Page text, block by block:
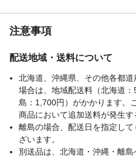
重量
6g
注意事項
配送地域・送料について
北海道、沖縄県、その他各都
場合は、地域配送料（北海道
島：1,700円）がかかります。
商品において追加送料が発生す
離島の場合、配送日を指定し
ざいます。
別送品は、北海道・沖縄・離島